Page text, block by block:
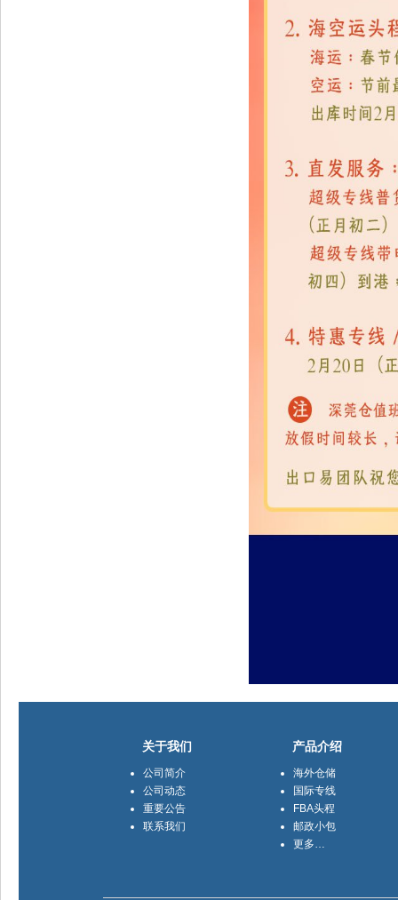
关于我们
公司简介
公司动态
重要公告
联系我们
产品介绍
海外仓储
国际专线
FBA头程
邮政小包
更多…